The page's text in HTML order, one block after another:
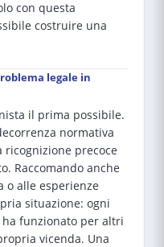
con questa
costruire una
legale in
il prima possibile.
normativa
precoce
Raccomando anche
o alle esperienze
situazione: ogni
funzionato per altri
vicenda. Una